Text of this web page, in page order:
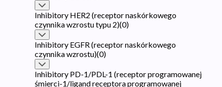
Inhibitory HER2 (receptor naskórkowego
czynnika wzrostu typu 2)(0)
Inhibitory EGFR (receptor naskórkowego
czynnika wzrostu)(0)
Inhibitory PD-1/PDL-1 (receptor programowanej
śmierci-1/ligand receptora programowanej